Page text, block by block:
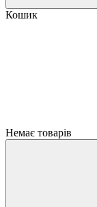
Кошик
Немає товарів